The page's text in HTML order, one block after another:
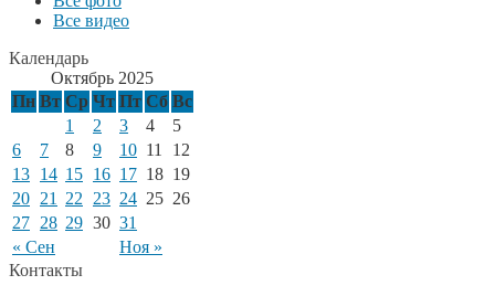
Все видео
Календарь
Октябрь 2025
Пн Вт Ср Чт Пт Сб Вс
« Сен Ноя »
1 2 3 4
5
6
7 8 9 10 11
12
13 14 15 16 17 18 19
20 21 22 23 24 25 26
27 28 29 30 31
Контакты